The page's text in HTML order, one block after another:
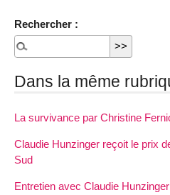
Rechercher :
Dans la même
La survivance par Christine
Claudie Hunzinger reçoit le prix
Sud
Entretien avec Claudie